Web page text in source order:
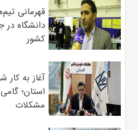
قهرمانی
کشور
آغاز به
استان؛
مشکلات